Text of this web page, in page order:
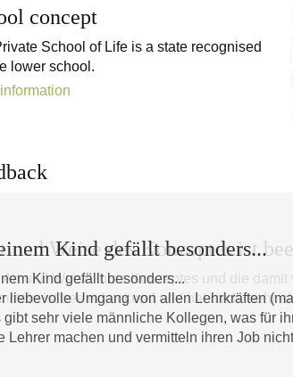
concept
School of Life is a state recognised
lower school.
Kind gefällt besonders...
Kind gefällt besonders...
liebevolle Umgang von allen Lehrkräften
gibt sehr viele männliche Kollegen, was für
Lehrer machen und vermitteln ihren Job
und Weise des Konzeptes ist
Art und Weise Ihres Konzeptes und die
ist beeindruckend und hat mich mehr